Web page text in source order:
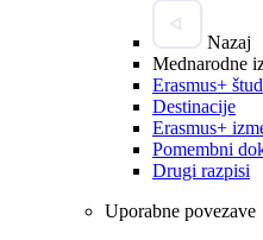
Nazaj
Mednarodne
Erasmus+
Destinacije
Erasmus+
Pomembni
Drugi razpisi
Uporabne povezave